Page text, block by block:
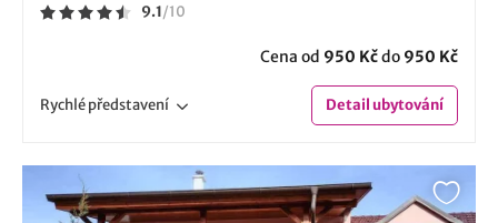
9.1/10
Cena od 950 Kčdo 950 Kč
Rychlépředstavení Detailubytování